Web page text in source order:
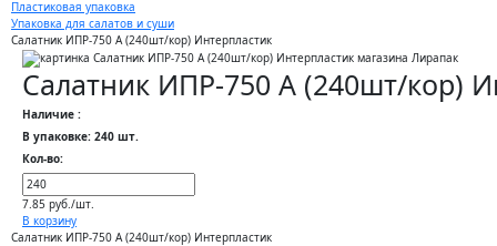
Пластиковая упаковка
Упаковка для салатов и суши
Салатник ИПР-750 А (240шт/кор) Интерпластик
Салатник ИПР-750 А (240шт/кор)
Наличие :
В упаковке: 240 шт.
Кол-во:
7.85 руб./шт.
В корзину
Салатник ИПР-750 А (240шт/кор) Интерпластик